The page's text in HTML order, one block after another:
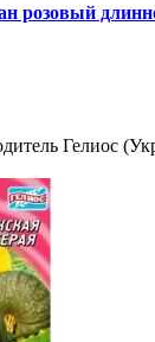
розовый
Гелиос